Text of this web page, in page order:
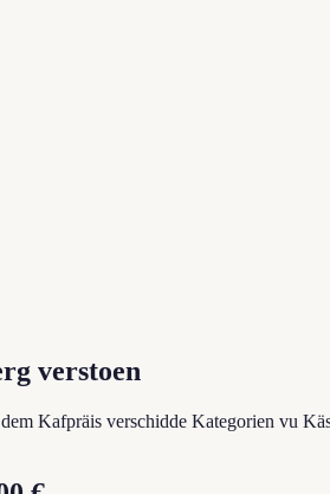
verstoen
Kafpräis verschidde Kategorien vu